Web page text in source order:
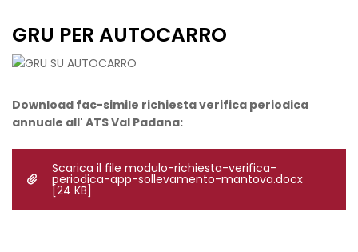
GRU PER AUTOCARRO
Download fac-simile richiesta verifica periodica
annuale all' ATS Val Padana:
Scarica il file modulo-richiesta-verifica-
periodica-app-sollevamento-mantova.docx
[24 KB]